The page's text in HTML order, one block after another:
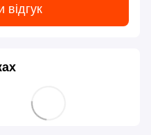
відгук